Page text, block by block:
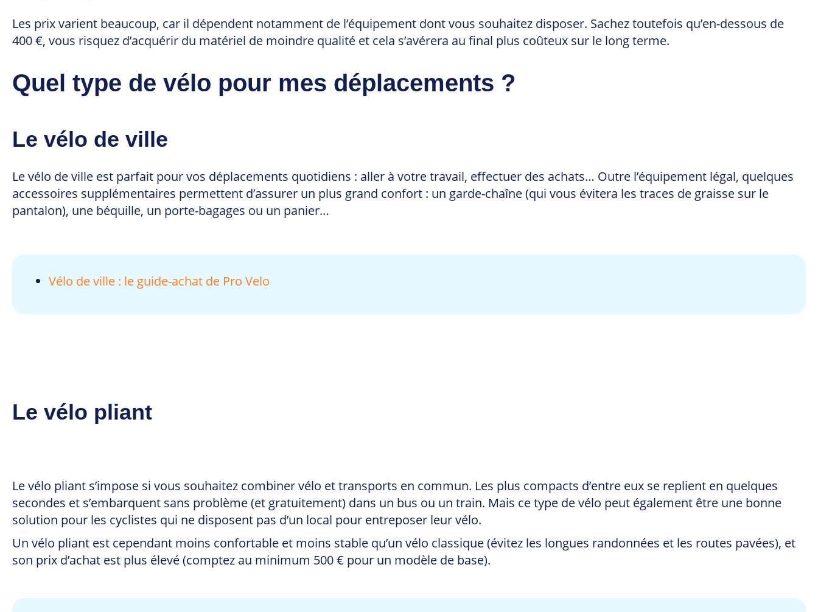
Les prix varient beaucoup, car il dépendent notamment de l’équipement dont vous souhaitez disposer. Sachez toutefois qu’en-dessous de
400 €, vous risquez d’acquérir du matériel de moindre qualité et cela s’avérera au final plus coûteux sur le long terme.
Quel type de vélo pour mes déplacements ?
Le vélo de ville
Le vélo de ville est parfait pour vos déplacements quotidiens : aller à votre travail, effectuer des achats… Outre l’équipement légal, quelques
accessoires supplémentaires permettent d’assurer un plus grand confort : un garde-chaîne (qui vous évitera les traces de graisse sur le
pantalon), une béquille, un porte-bagages ou un panier…
Vélo de ville : le guide-achat de Pro Velo
Le vélo pliant
Le vélo pliant s’impose si vous souhaitez combiner vélo et transports en commun. Les plus compacts d’entre eux se replient en quelques
secondes et s’embarquent sans problème (et gratuitement) dans un bus ou un train. Mais ce type de vélo peut également être une bonne
solution pour les cyclistes qui ne disposent pas d’un local pour entreposer leur vélo.
Un vélo pliant est cependant moins confortable et moins stable qu’un vélo classique (évitez les longues randonnées et les routes pavées), et
son prix d’achat est plus élevé (comptez au minimum 500 € pour un modèle de base).